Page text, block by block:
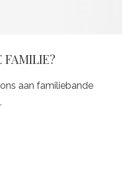
FAMILIE?
aan familiebande